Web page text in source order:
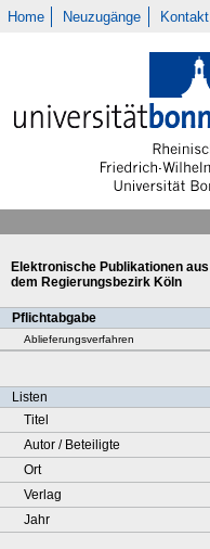
Home Neuzugänge Kontakt
Elektronische Publikationen aus
dem Regierungsbezirk Köln
Pflichtabgabe
Ablieferungsverfahren
Listen
Titel
Autor / Beteiligte
Ort
Verlag
Jahr